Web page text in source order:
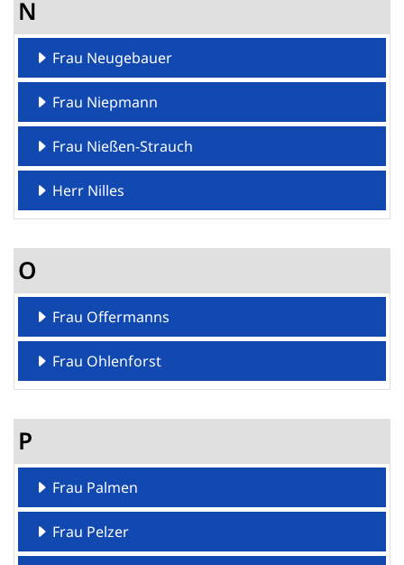
N
Frau Neugebauer
Frau Niepmann
Frau Nießen-Strauch
Herr Nilles
O
Frau Offermanns
Frau Ohlenforst
P
Frau Palmen
Frau Pelzer